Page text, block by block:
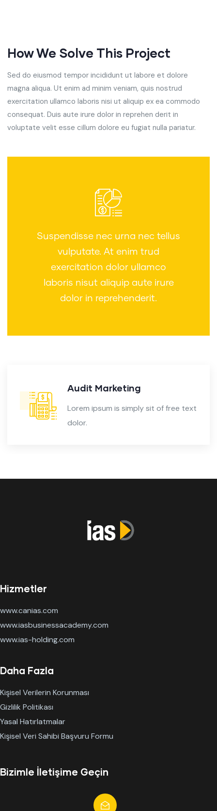
How We Solve This Project
Sed do eiusmod tempor incididunt ut labore et dolore
magna aliqua. Ut enim ad minim veniam, quis nostrud
exercitation ullamco laboris nisi ut aliquip ex ea commodo
consequat. Duis aute irure dolor in reprehen derit in
voluptate velit esse cillum dolore eu fugiat nulla pariatur.
Suspendisse nec urna nec tellus
vulputate. At enim trud
exercitation dolor ullamco
laboris nisut aliquip aute irure
dolor in reprehenderit.
Audit Marketing
Lorem ipsum is simply sit of free text
dolor.
Hizmetler
www.canias.com
www.iasbusinessacademy.com
www.ias-holding.com
Daha Fazla
Kişisel Verilerin Korunması
Gizlilik Politikası
Yasal Hatırlatmalar
Kişisel Veri Sahibi Başvuru Formu
Bizimle İletişime Geçin